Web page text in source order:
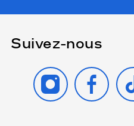
Suivez-nous
INSTAGRAM